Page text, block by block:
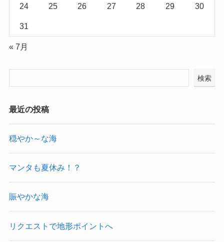
24 25 26 27 28 29 30
31
« 7月
検索
最近の投稿
穏やか～な海
マンタも夏休み！？
賑やかな海
リクエストで地形ポイントへ